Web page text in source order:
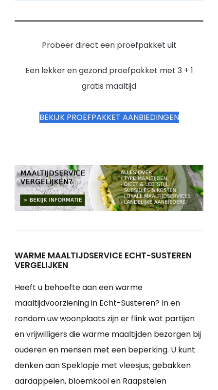
Probeer direct een proefpakket uit
Een lekker en gezond proefpakket met 3 + 1
gratis maaltijd
BEKIJK PROEFPAKKET AANBIEDINGEN
WARME MAALTIJDSERVICE ECHT-SUSTEREN
VERGELIJKEN
Heeft u behoefte aan een warme
maaltijdvoorziening in Echt-Susteren? In en
rondom uw woonplaats zijn er flink wat partijen
en vrijwilligers die warme maaltijden bezorgen bij
ouderen en mensen met een beperking. U kunt
denken aan Speklapje met vleesjus, gebakken
aardappelen, bloemkool en Raapstelen